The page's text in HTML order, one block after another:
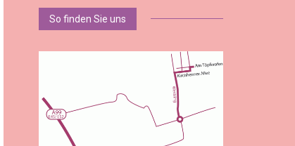
So finden Sie uns